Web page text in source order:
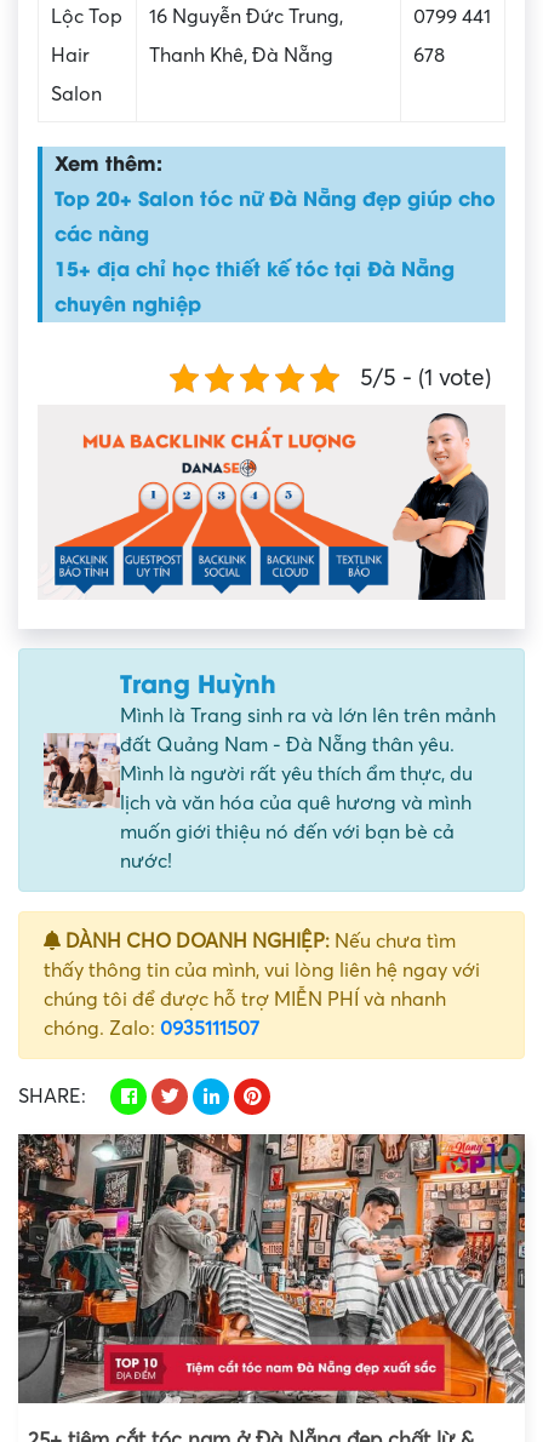
Lộc Top
Hair
Salon
16 Nguyễn Đức Trung,
Thanh Khê, Đà Nẵng
0799 441
678
Xem thêm:
Top 20+ Salon tóc nữ Đà Nẵng đẹp giúp cho
các nàng
15+ địa chỉ học thiết kế tóc tại Đà Nẵng
chuyên nghiệp
5/5 - (1 vote)
Trang Huỳnh
Mình là Trang sinh ra và lớn lên trên mảnh
đất Quảng Nam - Đà Nẵng thân yêu.
Mình là người rất yêu thích ẩm thực, du
lịch và văn hóa của quê hương và mình
muốn giới thiệu nó đến với bạn bè cả
nước!
DÀNH CHO DOANH NGHIỆP: Nếu chưa tìm
thấy thông tin của mình, vui lòng liên hệ ngay với
chúng tôi để được hỗ trợ MIỄN PHÍ và nhanh
chóng. Zalo: 0935111507
SHARE: